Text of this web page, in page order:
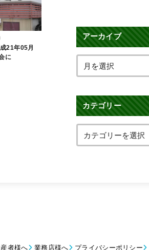
21年05月
に
アーカイブ
カテゴリー
者様へ 業務店様へ プライバシーポリシー